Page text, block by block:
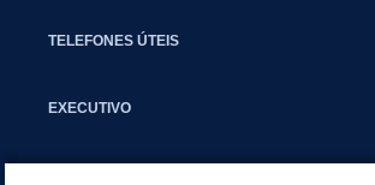
TELEFONES ÚTEIS
EXECUTIVO